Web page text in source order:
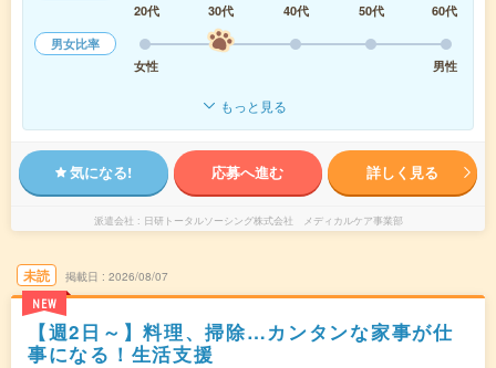
20代
30代 40代 50代
60代
男女比率
女性
男性
もっと見る
気になる! 応募へ進む 詳しく見る
派遣会社 日研トータルソーシング株式会社 メディカルケア事業部
未読
NEW
掲載日 2026/08/07
【週2日～】料理、掃除…カンタンな家事が仕
事になる！生活支援